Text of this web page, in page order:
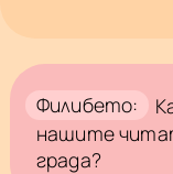
Филибето:
нашите
града?